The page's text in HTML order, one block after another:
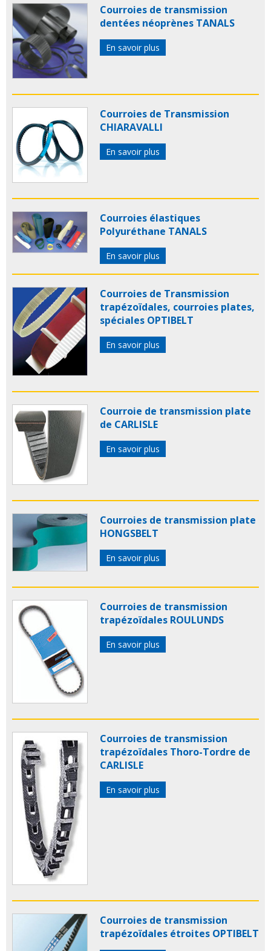
Courroies de transmission
dentées néoprènes TANALS
En savoir plus
Courroies de Transmission
CHIARAVALLI
En savoir plus
Courroies élastiques
Polyuréthane TANALS
En savoir plus
Courroies de Transmission
trapézoïdales, courroies plates,
spéciales OPTIBELT
En savoir plus
Courroie de transmission plate
de CARLISLE
En savoir plus
Courroies de transmission plate
HONGSBELT
En savoir plus
Courroies de transmission
trapézoïdales ROULUNDS
En savoir plus
Courroies de transmission
trapézoïdales Thoro-Tordre de
CARLISLE
En savoir plus
Courroies de transmission
trapézoïdales étroites OPTIBELT